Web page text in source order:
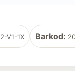
V1-1X Barkod: